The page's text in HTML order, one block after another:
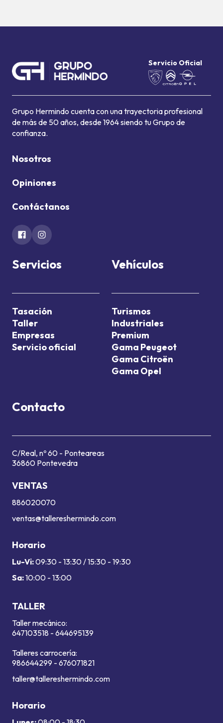
Servicio Oficial
Grupo Hermindo cuenta con una trayectoria profesional
de más de 50 años, desde 1964 siendo tu Grupo de
confianza.
Nosotros
Opiniones
Contáctanos
Servicios
Tasación
Taller
Empresas
Servicio oficial
Vehículos
Turismos
Industriales
Premium
Gama Peugeot
Gama Citroën
Gama Opel
Contacto
C/Real, nº 60 - Ponteareas
36860 Pontevedra
VENTAS
886020070
ventas@tallereshermindo.com
Horario
Lu-Vi:09:30 - 13:30 / 15:30 - 19:30
Sa:10:00 - 13:00
TALLER
Taller mecánico:
647103518 - 644695139
Talleres carrocería:
986644299 - 676071821
taller@tallereshermindo.com
Horario